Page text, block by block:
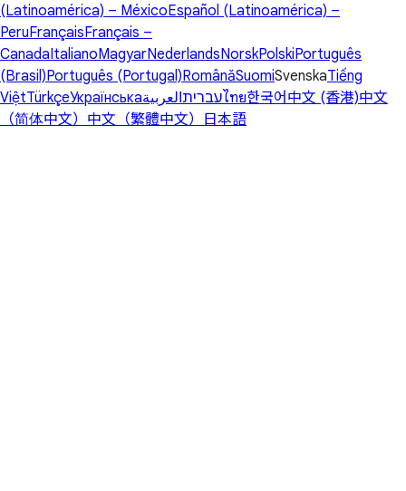
(Latinoamérica) – MéxicoEspañol (Latinoamérica) –
PeruFrançaisFrançais –
CanadaItalianoMagyarNederlandsNorskPolskiPortuguês
(Brasil)Português (Portugal)RomânăSuomiSvenskaTiếng
ViệtTürkçeУкраїнська עבריתالعربية ไทย한국어 中文 (香港)中文
（简体中文） 中文（繁體中文） 日本語